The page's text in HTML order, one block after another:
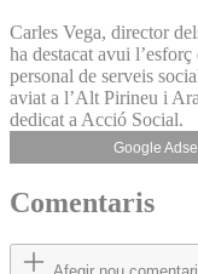
Carles Vega, director
ha destacat avui
personal de serveis
aviat a l’Alt Pirineu i
dedicat a Acció Social.
Google
Comentaris